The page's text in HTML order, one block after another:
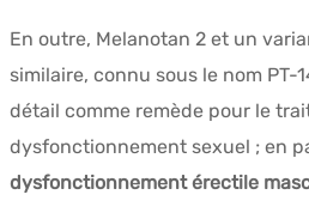
En outre, Melanotan 2 et un
similaire, connu sous le nom PT-
détail comme remède pour le
dysfonctionnement sexuel ; en
dysfonctionnement érectile